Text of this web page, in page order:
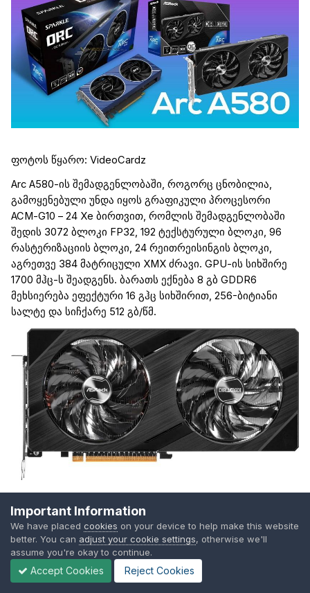
ფოტოს წყარო: VideoCardz
Arc A580-ის შემადგენლობაში, როგორც ცნობილია,
გამოყენებული უნდა იყოს გრაფიკული პროცესორი
ACM-G10 – 24 Xe ბირთვით, რომლის შემადგენლობაში
შედის 3072 ბლოკი FP32, 192 ტექსტურული ბლოკი, 96
რასტერიზაციის ბლოკი, 24 რეითრეისინგის ბლოკი,
აგრეთვე 384 მატრიცული XMX ძრავი. GPU-ის სიხშირე
1700 მჰც-ს შეადგენს. ბარათს ექნება 8 გბ GDDR6
მეხსიერება ეფექტური 16 გჰც სიხშირით, 256-ბიტიანი
სალტე და სიჩქარე 512 გბ/წმ.
Important Information
We have placed cookies on your device to help make this website
better. You can adjust your cookie settings, otherwise we'll
assume you're okay to continue.
Accept Cookies Reject Cookies